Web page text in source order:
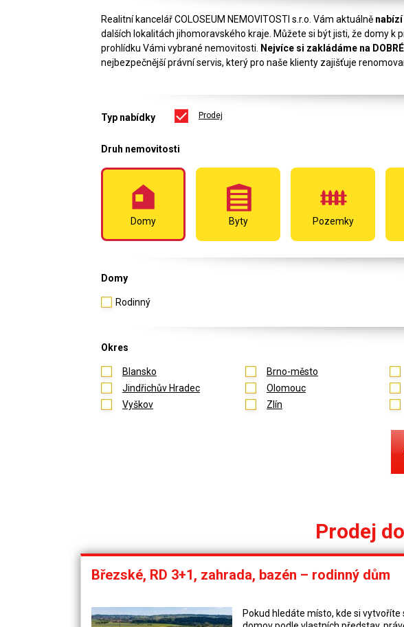
Realitní kancelář COLOSEUM NEMOVITOSTI s.r.o. Vám aktuálně
dalších lokalitách jihomoravského kraje. Můžete si být jisti, že domy
prohlídku Vámi vybrané nemovitosti.
Nejvíce si zakládáme na DOBRÉ
nejbezpečnější právní servis, který pro naše klienty zajišťuje
Typ nabídky Prodej
Druh nemovitosti
Domy Byty Pozemky
Domy
Rodinný
Okres
Blansko Brno-město
Jindřichův Hradec
Olomouc
Vyškov
Zlín
Prodej
Březské, RD 3+1, zahrada, bazén – rodinný dům
Pokud hledáte místo, kde si vytvoříte